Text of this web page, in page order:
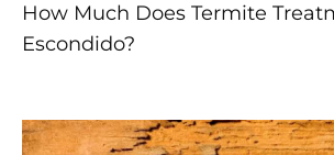
How Much Does Termite
Escondido?